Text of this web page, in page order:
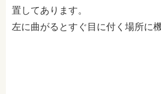
置してあります。
左に曲がるとすぐ目に付く場所に